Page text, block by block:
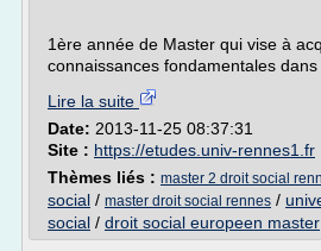
1ère année de Master qui vise à
connaissances fondamentales dans
Lire la suite
Date: 2013-11-25 08:37:31
Site : https://etudes.univ-rennes1.fr
Thèmes liés : master 2 droit social
social / master droit social rennes /
social / droit social europeen master